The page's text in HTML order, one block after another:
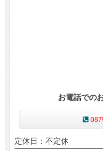
お電話での
定休日：不定休